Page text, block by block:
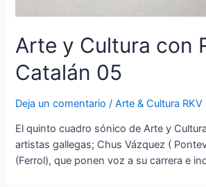
Arte y Cultura con
Catalán 05
Deja un comentario /Arte & Cultura RKV
El quinto cuadro sónico de Arte y
artistas gallegas; Chus Vázquez (
(Ferrol), que ponen voz a su carrera e